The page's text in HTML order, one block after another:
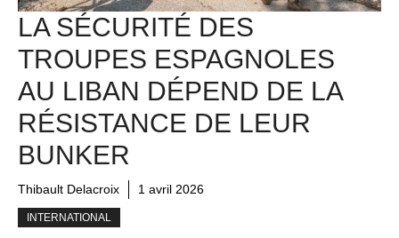
LA SÉCURITÉ DES
TROUPES ESPAGNOLES
AU LIBAN DÉPEND DE LA
RÉSISTANCE DE LEUR
BUNKER
Thibault Delacroix 1 avril 2026
INTERNATIONAL